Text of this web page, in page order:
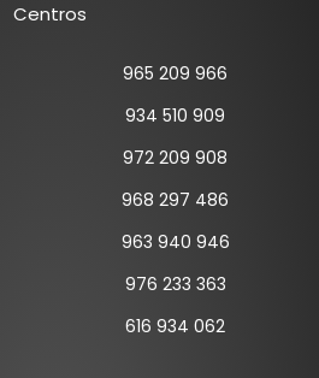
Centros
965 209 966
934 510 909
972 209 908
968 297 486
963 940 946
976 233 363
616 934 062